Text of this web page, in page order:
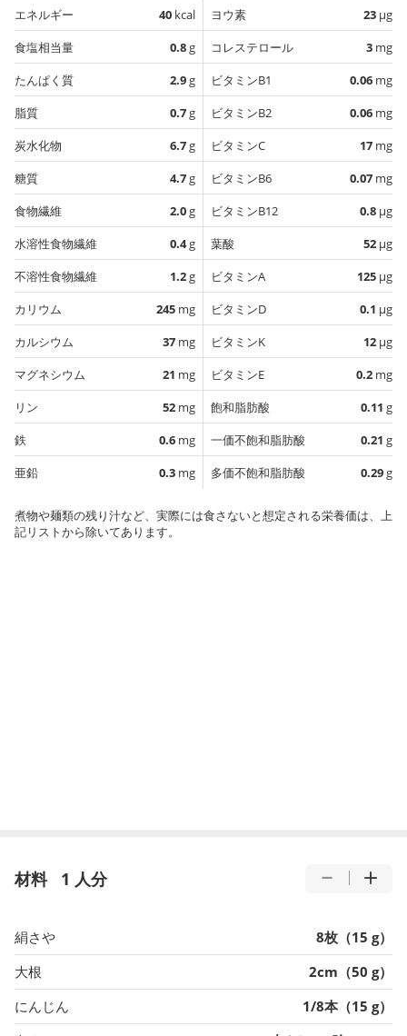
エネルギー 40 kcal
食塩相当量
0.8g
たんぱく質
2.9g
脂質
0.7g
炭水化物
6.7g
糖質
4.7g
食物繊維
2.0g
水溶性食物繊維
0.4g
不溶性食物繊維
1.2g
カリウム
245 mg
カルシウム
37 mg
マグネシウム
21 mg
リン
52 mg
鉄
0.6 mg
亜鉛
0.3 mg
ヨウ素 23 µg
コレステロール
3 mg
ビタミンB1
0.06 mg
ビタミンB2
0.06 mg
ビタミンC
17 mg
ビタミンB6
0.07 mg
ビタミンB12
0.8 µg
葉酸
52 µg
ビタミンA
125 µg
ビタミンD
0.1 µg
ビタミンK
12 µg
ビタミンE
0.2 mg
飽和脂肪酸
0.11 g
一価不飽和脂肪酸
0.21 g
多価不飽和脂肪酸
0.29g
煮物や麺類の残り汁など、実際には食さないと想定される栄養価は、上
記リストから除いてあります。
材料 1 人分
絹さや
8枚（15 g）
大根
2cm（50 g）
にんじん
1/8本（15 g）